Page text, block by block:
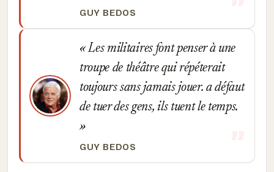
GUY BEDOS
Les militaires font penser à une
troupe de théâtre qui répéterait
toujours sans jamais jouer. a défaut
de tuer des gens, ils tuent le temps.
GUY BEDOS